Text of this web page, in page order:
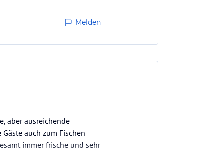
Melden
aber ausreichende
auch zum Fischen
immer frische und sehr